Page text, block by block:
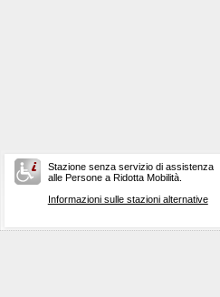
Stazione senza servizio di assistenza
alle Persone a Ridotta Mobilità.
Informazioni sulle stazioni alternative